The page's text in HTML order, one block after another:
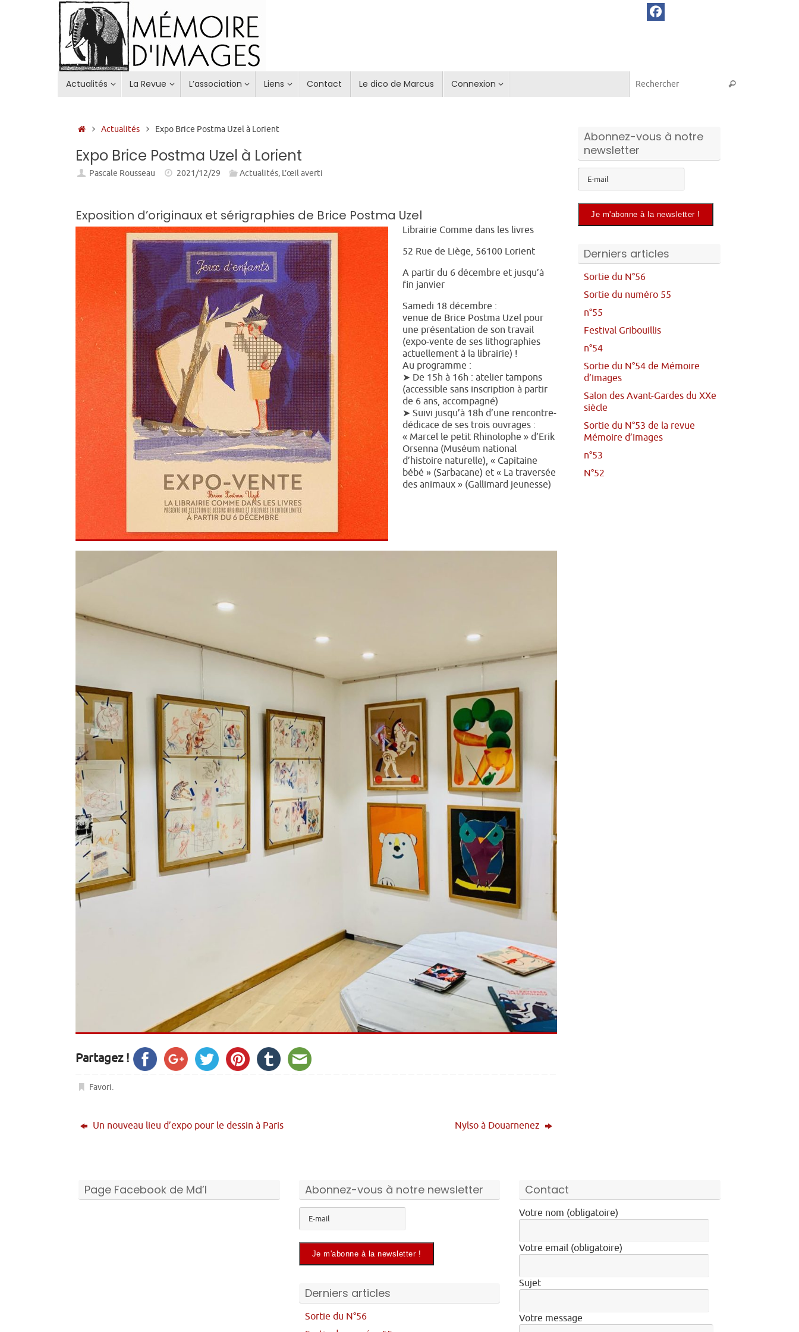
Actualités La Revue L’association Liens Contact Le dico de Marcus Connexion Rechercher
Accueil
Actualités Expo Brice Postma Uzel à Lorient
Expo Brice Postma Uzel à Lorient
Pascale Rousseau 2021/12/29 Actualités, L’œil averti
Exposition d’originaux et sérigraphies de Brice Postma Uzel
Librairie Comme dans les livres
52 Rue de Liège, 56100 Lorient
A partir du 6 décembre et jusqu’à
fin janvier
Samedi 18 décembre :
venue de Brice Postma Uzel pour
une présentation de son travail
(expo-vente de ses lithographies
actuellement à la librairie) !
Au programme :
➤ De 15h à 16h : atelier tampons
(accessible sans inscription à partir
de 6 ans, accompagné)
➤ Suivi jusqu’à 18h d’une rencontre-
dédicace de ses trois ouvrages :
« Marcel le petit Rhinolophe » d’Erik
Orsenna (Muséum national
d’histoire naturelle), « Capitaine
bébé » (Sarbacane) et « La traversée
des animaux » (Gallimard jeunesse)
Partagez !
Favori.
Un nouveau lieu d’expo pour le dessin à Paris Nylso à Douarnenez
Abonnez-vous à notre
newsletter
Derniers articles
Sortie du N°56
Sortie du numéro 55
n°55
Festival Gribouillis
n°54
Sortie du N°54 de Mémoire
d’Images
Salon des Avant-Gardes du XXe
siècle
Sortie du N°53 de la revue
Mémoire d’Images
n°53
N°52
Page Facebook de Md’I Abonnez-vous à notre newsletter
Derniers articles
Sortie du N°56
Contact
Votre nom (obligatoire)
Votre email (obligatoire)
Sujet
Votre message